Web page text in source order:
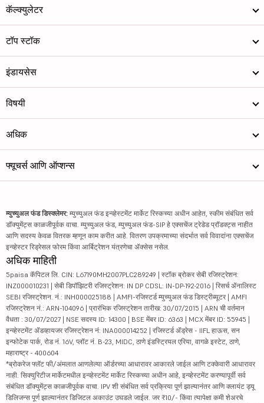
कॅल्क्युलेटर
टॉप स्टॉक
इंडायसेस
विषयी
अधिक
फ्यूचर्स आणि ऑप्शन्स
म्युच्युअल फंड डिस्क्लेमर: म्युच्युअल फंड इन्व्हेस्टमेंट मार्केट रिस्कच्या अधीन आहेत, स्कीम संबंधित सर्व
डॉक्युमेंट्स काळजीपूर्वक वाचा. म्युच्युअल फंड, म्युच्युअल फंड-SIP हे एक्सचेंज ट्रेडेड प्रॉडक्ट्स नाहीत
आणि सदस्य केवळ वितरक म्हणून काम करीत आहे. वितरण उपक्रमाच्या संदर्भात सर्व विवादांना एक्सचेंज
इन्व्हेस्टर रिड्रेसल फोरम किंवा आर्बिट्रेशन यंत्रणेचा ॲक्सेस नसेल.
अधिक माहिती
5paisa कॅपिटल लि. CIN: L67190MH2007PLC289249 | स्टॉक ब्रोकर सेबी रजिस्ट्रेशन:
INZ000010231 | सेबी डिपॉझिटरी रजिस्ट्रेशन: IN DP CDSL: IN-DP-192-2016 | रिसर्च ॲनालिस्ट
SEBI रजिस्ट्रेशन. नं.: INH000025188 | AMFI-रजिस्टर्ड म्युच्युअल फंड डिस्ट्रीब्यूटर | AMFI
रजिस्ट्रेशन नं.: ARN-104096 | प्रारंभिक रजिस्ट्रेशन तारीख: 30/07/2015 | ARN ची वर्तमान
वैधता : 30/07/2027 | NSE सदस्य ID: 14300 | BSE मेंबर ID: 6363 | MCX मेंबर ID: 55945 |
इन्व्हेस्टमेंट ॲडव्हायजर रजिस्ट्रेशन नं: INA000014252 | रजिस्टर्ड ॲड्रेस - IIFL हाऊस, सन
इन्फोटेक पार्क, रोड नं. 16V, प्लॉट नं. B-23, MIDC, ठाणे इंडस्ट्रियल एरिया, वागळे इस्टेट, ठाणे,
महाराष्ट्र - 400604
*ब्रोकरेज फ्लॅट फी/अंमलात आणलेल्या ऑर्डरच्या आधारावर आकारले जाईल आणि टक्केवारी आधारावर
नाही. सिक्युरिटीज मार्केटमधील इन्व्हेस्टमेंट मार्केट रिस्कच्या अधीन आहे, इन्व्हेस्टमेंट करण्यापूर्वी सर्व
संबंधित डॉक्युमेंट्स काळजीपूर्वक वाचा. IPV शी संबंधित सर्व प्रक्रिया पूर्ण झाल्यानंतर आणि क्लायंट ड्यू
डिलिजन्स पूर्ण झाल्यानंतर डिजिटल अकाउंट उघडले जाईल. जर ₹10/- किंवा त्यापेक्षा कमी शेअरचे